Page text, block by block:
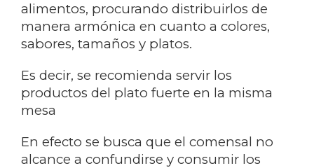
alimentos, procurando distribuirlos de
manera armónica en cuanto a colores,
sabores, tamaños y platos.
Es decir, se recomienda servir los
productos del plato fuerte en la misma
mesa
En efecto se busca que el comensal no
alcance a confundirse y consumir los